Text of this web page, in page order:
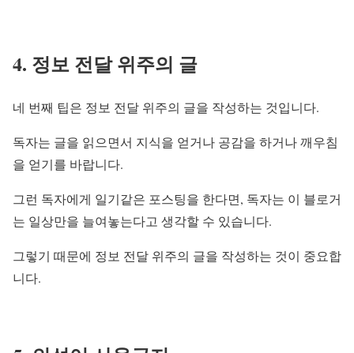
4. 정보 전달 위주의 글
네 번째 팁은 정보 전달 위주의 글을 작성하는 것입니다.
독자는 글을 읽으면서 지식을 얻거나 공감을 하거나 깨우침
을 얻기를 바랍니다.
그런 독자에게 일기같은 포스팅을 한다면, 독자는 이 블로거
는 일상만을 늘여놓는다고 생각할 수 있습니다.
그렇기 때문에 정보 전달 위주의 글을 작성하는 것이 중요합
니다.